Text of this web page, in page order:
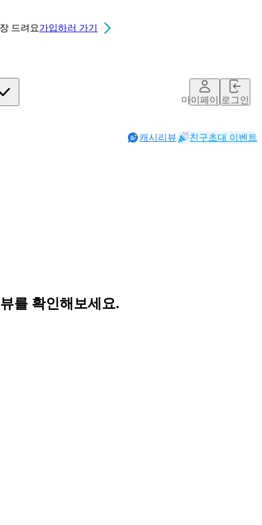
드려요가입하러 가기
마이페이지로그인
캐시리뷰 친구초대 이벤트
를 확인해보세요.